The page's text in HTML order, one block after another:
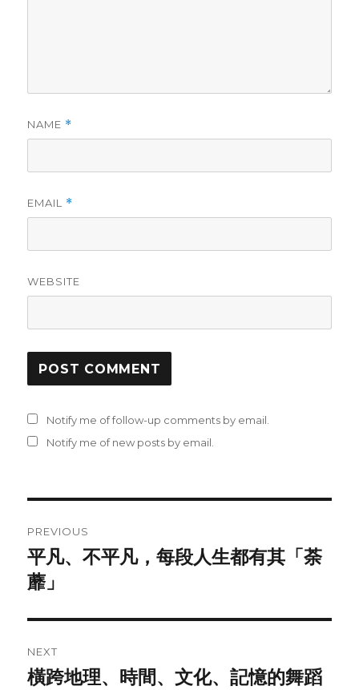
NAME *
EMAIL *
WEBSITE
Notify me of follow-up comments by email.
Notify me of new posts by email.
navigation
PREVIOUS
Previous
post:
平凡、不平凡，每段人生都有其「荼
蘼」
NEXT
Next
橫跨地理、時間、文化、記憶的舞蹈